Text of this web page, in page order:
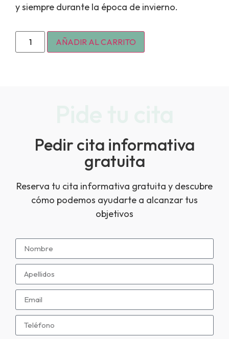
y siempre durante la época de invierno.
AÑADIR AL CARRITO
Pedir cita informativa
gratuita
Reserva tu cita informativa gratuita y descubre
cómo podemos ayudarte a alcanzar tus
objetivos